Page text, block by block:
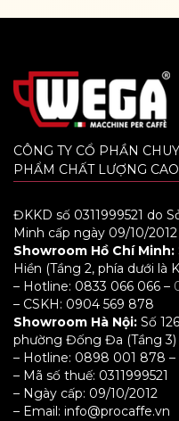
CÔNG TY CỔ PHẦN
PHẨM CHẤT LƯỢNG CAO
ĐKKD số 0311999521 do
Minh cấp ngày 09/10/2012
Showroom Hồ Chí Minh:
Hiền (Tầng 2, phía dưới là
– Hotline: 0833 066 066 –
– CSKH: 0904 569 878
Showroom Hà Nội: Số
phường Đống Đa (Tầng 3)
– Hotline: 0898 001 878 –
– Mã số thuế: 0311999521
– Ngày cấp: 09/10/2012
– Email: info@procaffe.vn